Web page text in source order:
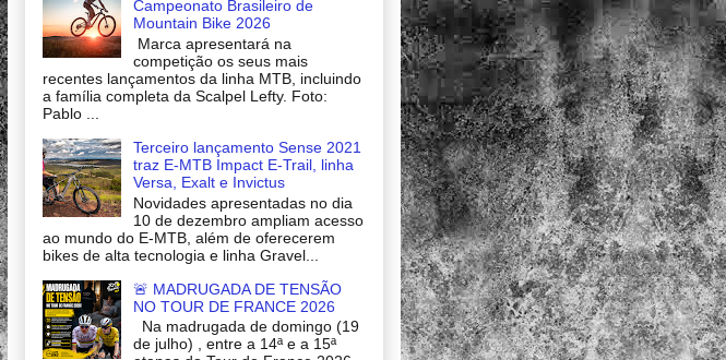
Campeonato Brasileiro de
Mountain Bike 2026
Marca apresentará na
competição os seus mais
recentes lançamentos da linha MTB, incluindo
a família completa da Scalpel Lefty. Foto:
Pablo ...
Terceiro lançamento Sense 2021
traz E-MTB Impact E-Trail, linha
Versa, Exalt e Invictus
Novidades apresentadas no dia
10 de dezembro ampliam acesso
ao mundo do E-MTB, além de oferecerem
bikes de alta tecnologia e linha Gravel...
🚨 MADRUGADA DE TENSÃO
NO TOUR DE FRANCE 2026
Na madrugada de domingo (19
de julho) , entre a 14ª e a 15ª